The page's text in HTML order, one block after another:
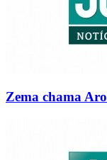
Zema chama